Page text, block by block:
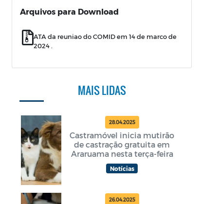
Arquivos para Download
ATA da reuniao do COMID em 14 de marco de
2024 .
MAIS LIDAS
28.04.2025
Castramóvel inicia mutirão
de castração gratuita em
Araruama nesta terça-feira
Notícias
26.04.2025